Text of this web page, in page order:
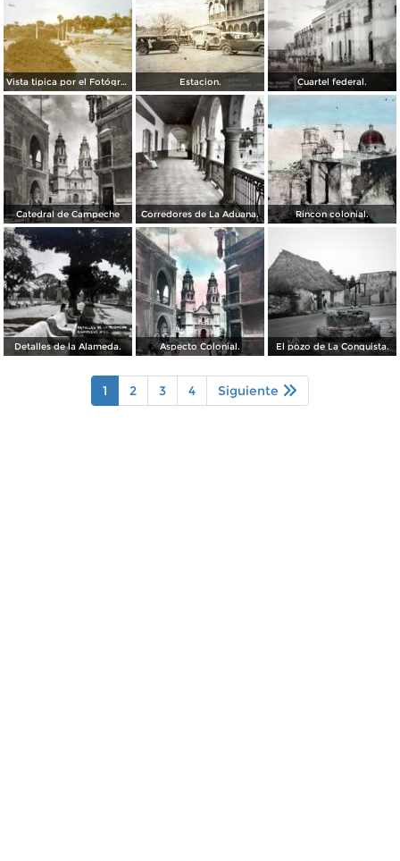
Vista tipica por el Fotógrafo Hugo Brehme. Estacion. Cuartel federal.
Catedral de Campeche Corredores de La Aduana. Rincon colonial.
Detalles de la Alameda. Aspecto Colonial. El pozo de La Conquista.
1 2 3 4 Siguiente